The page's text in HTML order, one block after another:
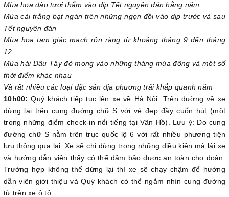
Mùa hoa đào tươi thắm vào dịp Tết nguyên đán hằng năm.
Mùa cải trắng bạt ngàn trên những ngọn đồi vào dịp trước và sau
Tết nguyên đán
Mùa hoa tam giác mạch rộn ràng từ khoảng tháng 9 đến tháng
12
Mùa hái Dâu Tây đỏ mọng vào những tháng mùa đông và một số
thời điểm khác nhau
Và rất nhiều các loại đặc sản địa phương trải khắp quanh năm
10h00:Quý khách tiếp tục lên xe về Hà Nội. Trên đường về xe
dừng lại trên cung đường chữ S với vẻ đẹp đầy cuốn hút (một
trong những điểm check-in nổi tiếng tại Vân Hồ). Lưu ý: Do cung
đường chữ S nằm trên trục quốc lộ 6 với rất nhiều phương tiện
lưu thông qua lại. Xe sẽ chỉ dừng trong những điều kiện mà lái xe
và hướng dẫn viên thấy có thể đảm bảo được an toàn cho đoàn.
Trường hợp không thể dừng lại thì xe sẽ chạy chậm để hướng
dẫn viên giới thiệu và Quý khách có thể ngắm nhìn cung đường
từ trên xe ô tô.